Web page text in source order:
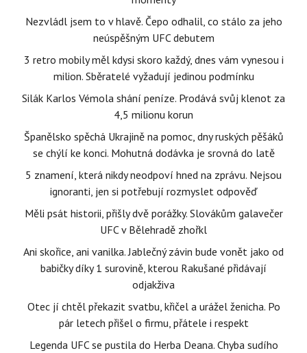
Nezvládl jsem to v hlavě. Čepo odhalil, co stálo za jeho
neúspěšným UFC debutem
3 retro mobily měl kdysi skoro každý, dnes vám vynesou i
milion. Sběratelé vyžadují jedinou podmínku
Silák Karlos Vémola shání peníze. Prodává svůj klenot za
4,5 milionu korun
Španělsko spěchá Ukrajině na pomoc, dny ruských pěšáků
se chýlí ke konci. Mohutná dodávka je srovná do latě
5 znamení, která nikdy neodpoví hned na zprávu. Nejsou
ignoranti, jen si potřebují rozmyslet odpověď
Měli psát historii, přišly dvě porážky. Slovákům galavečer
UFC v Bělehradě zhořkl
Ani skořice, ani vanilka. Jablečný závin bude vonět jako od
babičky díky 1 surovině, kterou Rakušané přidávají
odjakživa
Otec jí chtěl překazit svatbu, křičel a urážel ženicha. Po
pár letech přišel o firmu, přátele i respekt
Legenda UFC se pustila do Herba Deana. Chyba sudího